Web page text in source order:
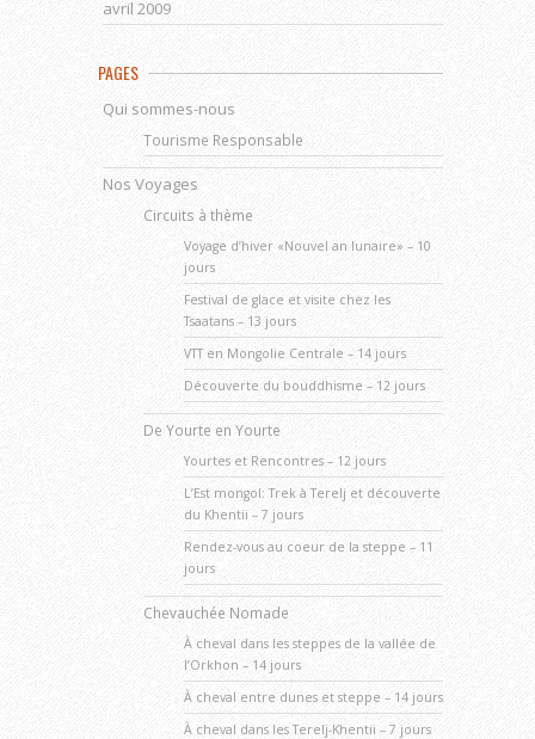
avril 2009
PAGES
Qui sommes-nous
Tourisme Responsable
Nos Voyages
Circuits à thème
Voyage d’hiver «Nouvel an lunaire» – 10
jours
Festival de glace et visite chez les
Tsaatans – 13 jours
VTT en Mongolie Centrale – 14 jours
Découverte du bouddhisme – 12 jours
De Yourte en Yourte
Yourtes et Rencontres – 12 jours
L’Est mongol: Trek à Terelj et découverte
du Khentii – 7 jours
Rendez-vous au coeur de la steppe – 11
jours
Chevauchée Nomade
À cheval dans les steppes de la vallée de
l’Orkhon – 14 jours
À cheval entre dunes et steppe – 14 jours
À cheval dans les Terelj-Khentii – 7 jours